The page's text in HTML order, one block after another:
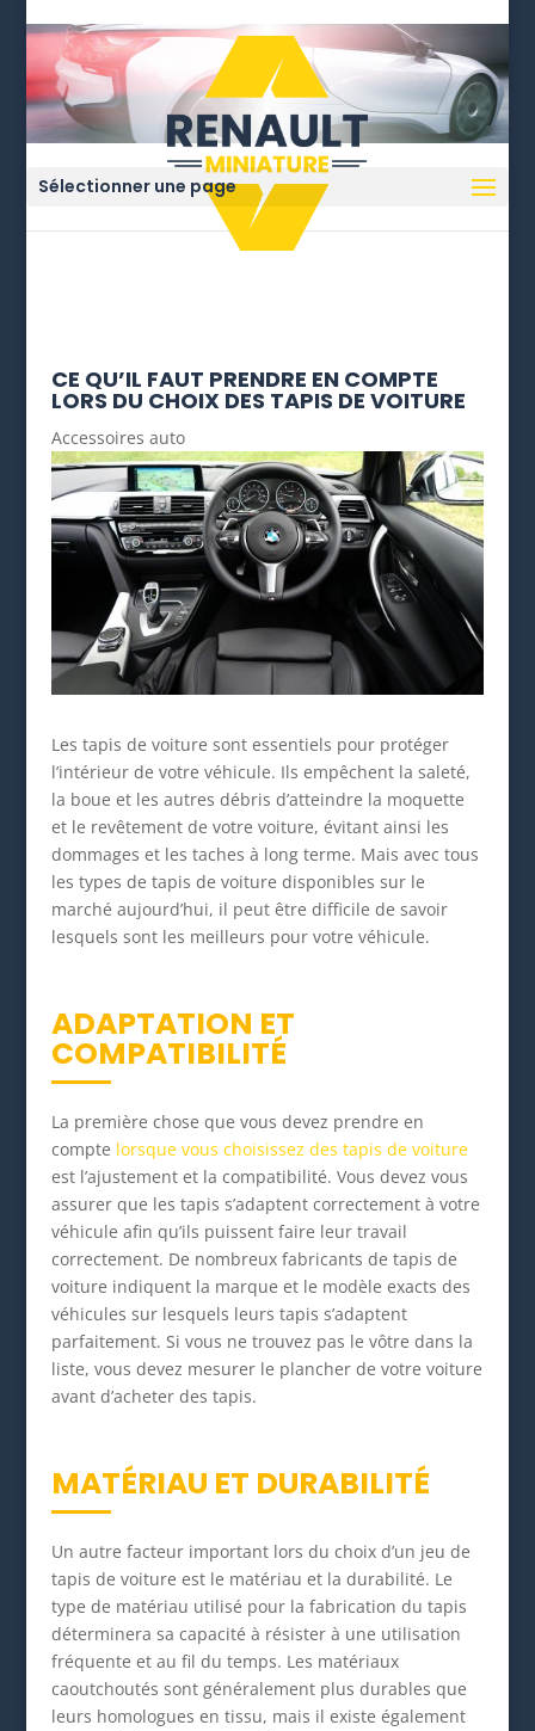
Sélectionner une page
CE QU’IL FAUT PRENDRE EN COMPTE
LORS DU CHOIX DES TAPIS DE VOITURE
Accessoires auto
Les tapis de voiture sont essentiels pour protéger
l’intérieur de votre véhicule. Ils empêchent la saleté,
la boue et les autres débris d’atteindre la moquette
et le revêtement de votre voiture, évitant ainsi les
dommages et les taches à long terme. Mais avec tous
les types de tapis de voiture disponibles sur le
marché aujourd’hui, il peut être difficile de savoir
lesquels sont les meilleurs pour votre véhicule.
ADAPTATION ET
COMPATIBILITÉ
La première chose que vous devez prendre en
compte lorsque vous choisissez des tapis de voiture
est l’ajustement et la compatibilité. Vous devez vous
assurer que les tapis s’adaptent correctement à votre
véhicule afin qu’ils puissent faire leur travail
correctement. De nombreux fabricants de tapis de
voiture indiquent la marque et le modèle exacts des
véhicules sur lesquels leurs tapis s’adaptent
parfaitement. Si vous ne trouvez pas le vôtre dans la
liste, vous devez mesurer le plancher de votre voiture
avant d’acheter des tapis.
MATÉRIAU ET DURABILITÉ
Un autre facteur important lors du choix d’un jeu de
tapis de voiture est le matériau et la durabilité. Le
type de matériau utilisé pour la fabrication du tapis
déterminera sa capacité à résister à une utilisation
fréquente et au fil du temps. Les matériaux
caoutchoutés sont généralement plus durables que
leurs homologues en tissu, mais il existe également